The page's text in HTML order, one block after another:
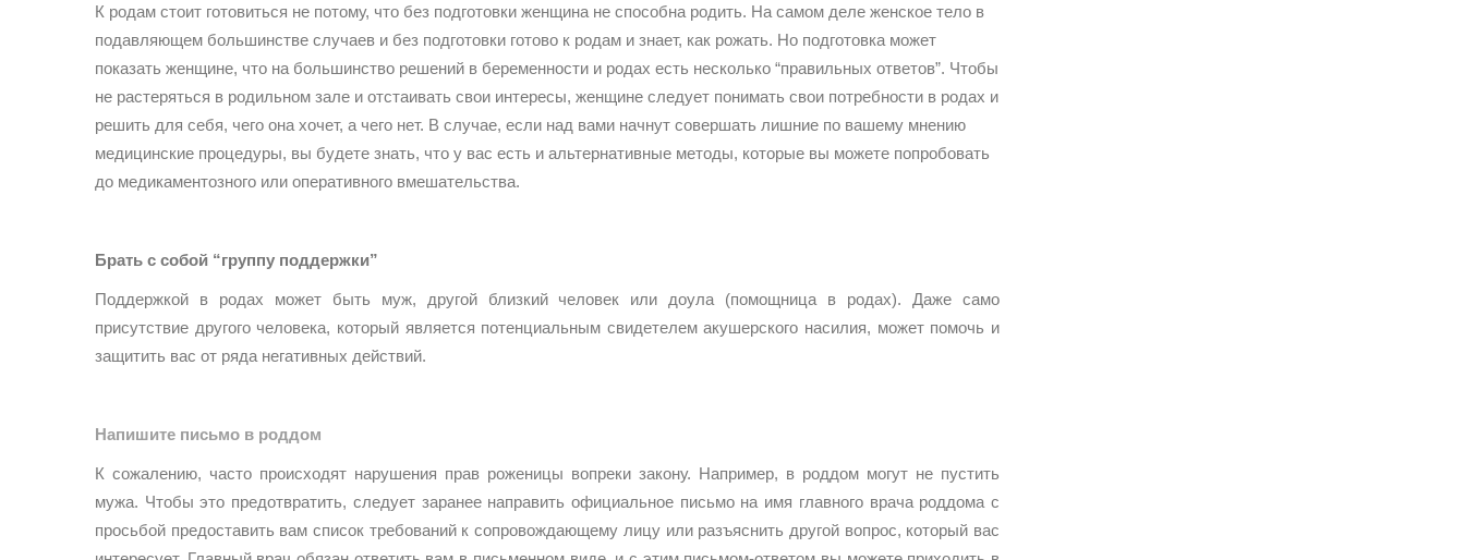
К родам стоит готовиться не потому, что без подготовки женщина не способна родить. На самом деле женское тело в
подавляющем большинстве случаев и без подготовки готово к родам и знает, как рожать. Но подготовка может
показать женщине, что на большинство решений в беременности и родах есть несколько “правильных ответов”. Чтобы
не растеряться в родильном зале и отстаивать свои интересы, женщине следует понимать свои потребности в родах и
решить для себя, чего она хочет, а чего нет. В случае, если над вами начнут совершать лишние по вашему мнению
медицинские процедуры, вы будете знать, что у вас есть и альтернативные методы, которые вы можете попробовать
до медикаментозного или оперативного вмешательства.
Брать с собой “группу поддержки”
Поддержкой в родах может быть муж, другой близкий человек или доула (помощница в родах). Даже само
присутствие другого человека, который является потенциальным свидетелем акушерского насилия, может помочь и
защитить вас от ряда негативных действий.
Напишите письмо в роддом
К сожалению, часто происходят нарушения прав роженицы вопреки закону. Например, в роддом могут не пустить
мужа. Чтобы это предотвратить, следует заранее направить официальное письмо на имя главного врача роддома с
просьбой предоставить вам список требований к сопровождающему лицу или разъяснить другой вопрос, который вас